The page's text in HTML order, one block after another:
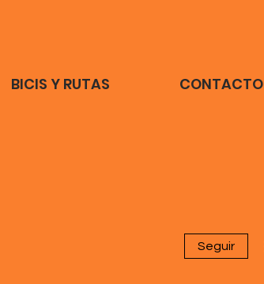
BICIS Y RUTAS CONTACTO
Seguir